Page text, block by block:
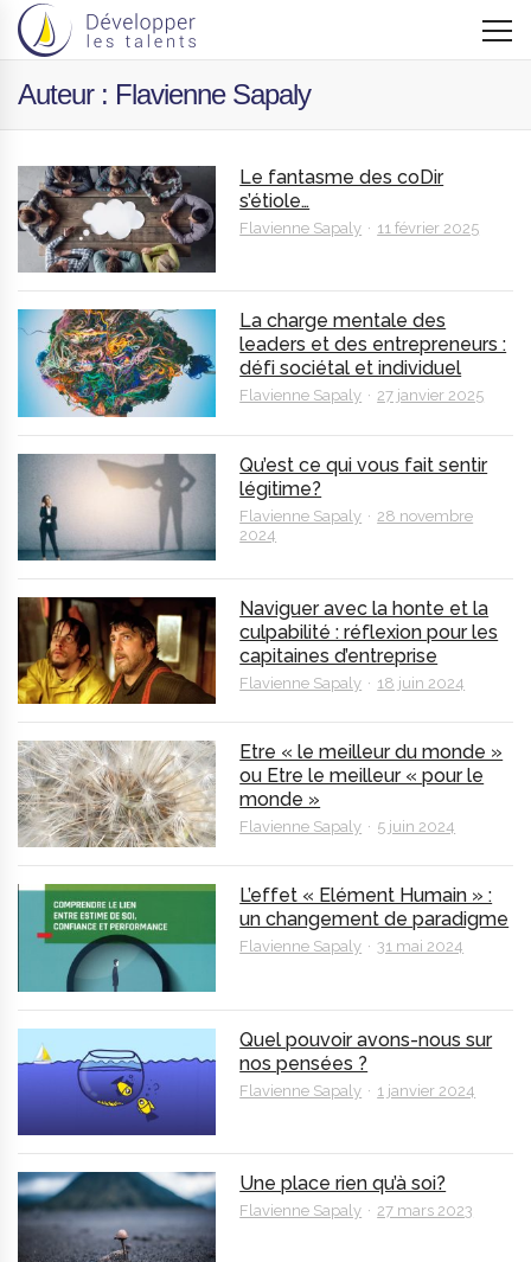
Auteur : Flavienne Sapaly
Le fantasme des coDir
s’étiole…
Flavienne Sapaly 11 février 2025
La charge mentale des
leaders et des entrepreneurs :
défi sociétal et individuel
Flavienne Sapaly 27 janvier 2025
Qu’est ce qui vous fait sentir
légitime?
Flavienne Sapaly
28 novembre
2024
Naviguer avec la honte et la
culpabilité : réflexion pour les
capitaines d’entreprise
Flavienne Sapaly 18 juin 2024
Etre « le meilleur du monde »
ou Etre le meilleur « pour le
monde »
Flavienne Sapaly 5 juin 2024
L’effet « Elément Humain » :
un changement de paradigme
Flavienne Sapaly 31 mai 2024
Quel pouvoir avons-nous sur
nos pensées ?
Flavienne Sapaly 1 janvier 2024
Une place rien qu’à soi?
Flavienne Sapaly 27 mars 2023